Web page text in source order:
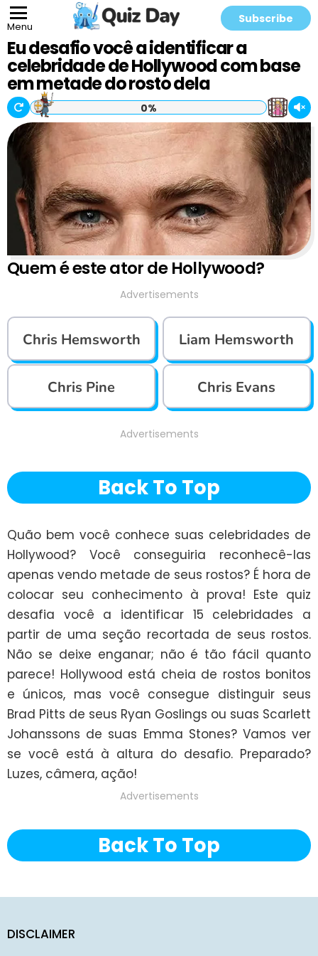
Menu
Subscribe
Eu desafio você a identificar a
celebridade de Hollywood com base
em metade do rosto dela
0%
Quem é este ator de Hollywood?
Advertisements
Chris Hemsworth Liam Hemsworth
Chris Pine Chris Evans
Advertisements
Back To Top
Quão bem você conhece suas celebridades de
Hollywood? Você conseguiria reconhecê-las
apenas vendo metade de seus rostos? É hora de
colocar seu conhecimento à prova! Este quiz
desafia você a identificar 15 celebridades a
partir de uma seção recortada de seus rostos.
Não se deixe enganar; não é tão fácil quanto
parece! Hollywood está cheia de rostos bonitos
e únicos, mas você consegue distinguir seus
Brad Pitts de seus Ryan Goslings ou suas Scarlett
Johanssons de suas Emma Stones? Vamos ver
se você está à altura do desafio. Preparado?
Luzes, câmera, ação!
Advertisements
Back To Top
DISCLAIMER